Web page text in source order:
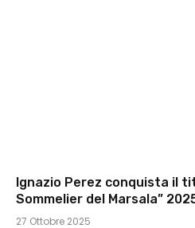
Ignazio Perez conquista il
Sommelier del Marsala”
27 Ottobre 2025